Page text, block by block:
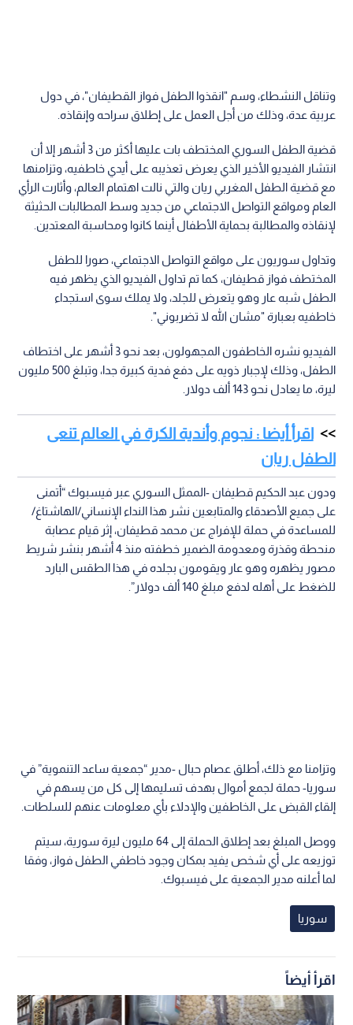
وتناقل النشطاء، وسم "انقذوا الطفل فواز القطيفان"، في دول
عربية عدة، وذلك من أجل العمل على إطلاق سراحه وإنقاذه.
قضية الطفل السوري المختطف بات عليها أكثر من 3 أشهر إلا أن
انتشار الفيديو الأخير الذي يعرض تعذيبه على أيدي خاطفيه، وتزامنها
مع قضية الطفل المغربي ريان والتي نالت اهتمام العالم، وأثارت الرأي
العام ومواقع التواصل الاجتماعي من جديد وسط المطالبات الحثيثة
لإنقاذه والمطالبة بحماية الأطفال أينما كانوا ومحاسبة المعتدين.
وتداول سوريون على مواقع التواصل الاجتماعي، صورا للطفل
المختطف فواز قطيفان، كما تم تداول الفيديو الذي يظهر فيه
الطفل شبه عار وهو يتعرض للجلد، ولا يملك سوى استجداء
خاطفيه بعبارة "مشان الله لا تضربوني".
الفيديو نشره الخاطفون المجهولون، بعد نحو 3 أشهر على اختطاف
الطفل، وذلك لإجبار ذويه على دفع فدية كبيرة جدا، وتبلغ 500 مليون
ليرة، ما يعادل نحو 143 ألف دولار.
اقرأ أيضا : نجوم وأندية الكرة في العالم تنعى
الطفل ريان
ودون عبد الحكيم قطيفان -الممثل السوري عبر فيسبوك “أتمنى
على جميع الأصدقاء والمتابعين نشر هذا النداء الإنساني/الهاشتاغ/
للمساعدة في حملة للإفراج عن محمد قطيفان، إثر قيام عصابة
منحطة وقذرة ومعدومة الضمير خطفته منذ 4 أشهر بنشر شريط
مصور يظهره وهو عار ويقومون بجلده في هذا الطقس البارد
للضغط على أهله لدفع مبلغ 140 ألف دولار”.
وتزامنا مع ذلك، أطلق عصام حبال -مدير “جمعية ساعد التنموية” في
سوريا- حملة لجمع أموال بهدف تسليمها إلى كل من يسهم في
إلقاء القبض على الخاطفين والإدلاء بأي معلومات عنهم للسلطات.
ووصل المبلغ بعد إطلاق الحملة إلى 64 مليون ليرة سورية، سيتم
توزيعه على أي شخص يفيد بمكان وجود خاطفي الطفل فواز، وفقا
لما أعلنه مدير الجمعية على فيسبوك.
سوريا
اقرأ أيضاً